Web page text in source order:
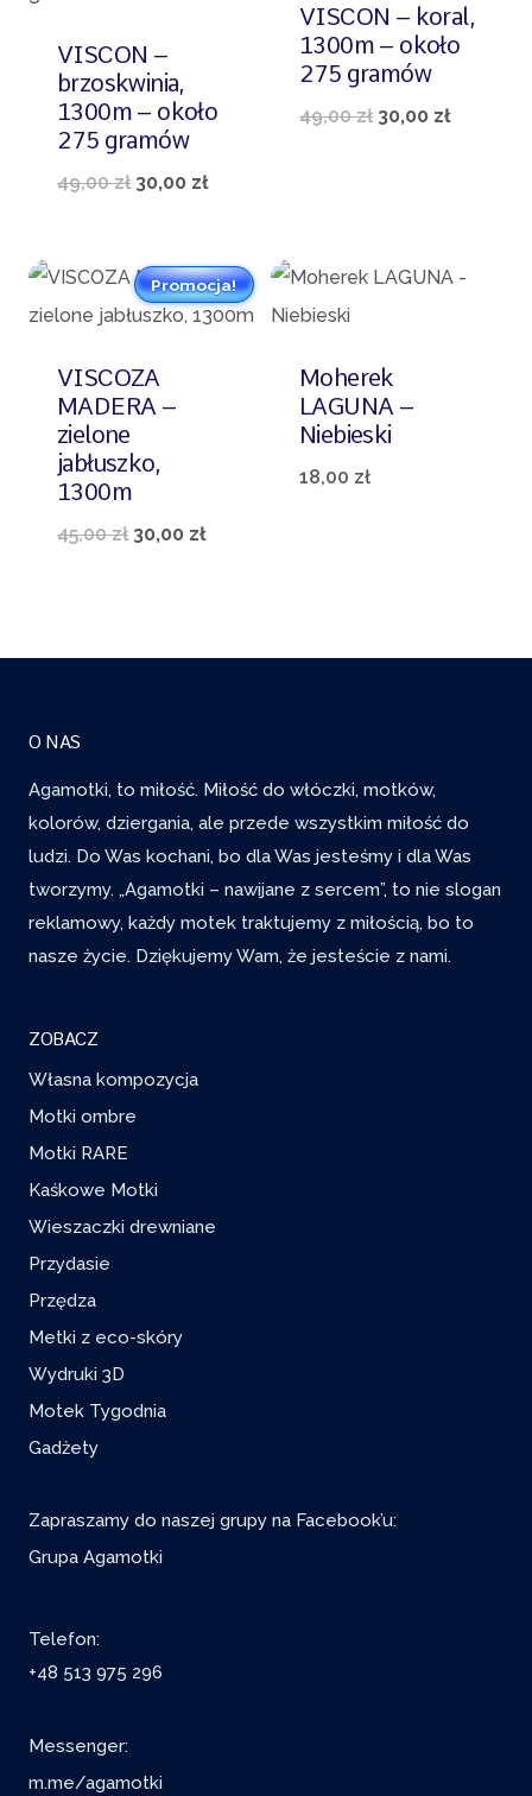
VISCON –
brzoskwinia,
1300m – około
275 gramów
49,00zł Pierwotna
49,00 zł.
30,00 złAktualna
30,00 zł.
VISCON – koral,
1300m – około
275 gramów
49,00zł Pierwotna
30,00 zł
Promocja!
VISCOZA
MADERA –
zielone
jabłuszko,
1300m
45,00zł Pierwotna
30,00 złAktualna
Moherek
LAGUNA –
Niebieski
18,00 zł
O NAS
Agamotki, to miłość. Miłość do włóczki, motków,
kolorów, dziergania, ale przede wszystkim miłość do
ludzi. Do Was kochani, bo dla Was jesteśmy i dla Was
tworzymy. „Agamotki – nawijane z sercem”, to nie slogan
reklamowy, każdy motek traktujemy z miłością, bo to
nasze życie. Dziękujemy Wam, że jesteście z nami.
ZOBACZ
Własna kompozycja
Motki ombre
Motki RARE
Kaśkowe Motki
Wieszaczki drewniane
Przydasie
Przędza
Metki z eco-skóry
Wydruki 3D
Motek Tygodnia
Gadżety
Zapraszamy do naszej grupy na Facebook’u:
Grupa Agamotki
Telefon:
+48 513 975 296
Messenger:
m.me/agamotki